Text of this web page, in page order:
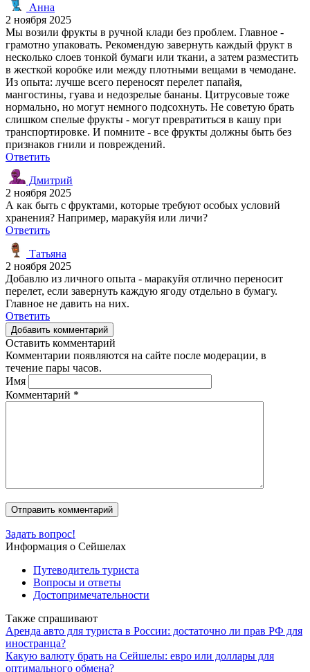
Анна
2 ноября 2025
Мы возили фрукты в ручной клади без проблем. Главное -
грамотно упаковать. Рекомендую завернуть каждый фрукт в
несколько слоев тонкой бумаги или ткани, а затем разместить
в жесткой коробке или между плотными вещами в чемодане.
Из опыта: лучше всего переносят перелет папайя,
мангостины, гуава и недозрелые бананы. Цитрусовые тоже
нормально, но могут немного подсохнуть. Не советую брать
слишком спелые фрукты - могут превратиться в кашу при
транспортировке. И помните - все фрукты должны быть без
признаков гнили и повреждений.
Ответить
Дмитрий
2 ноября 2025
А как быть с фруктами, которые требуют особых условий
хранения? Например, маракуйя или личи?
Ответить
Татьяна
2 ноября 2025
Добавлю из личного опыта - маракуйя отлично переносит
перелет, если завернуть каждую ягоду отдельно в бумагу.
Главное не давить на них.
Ответить
Добавить комментарий
Оставить комментарий
Комментарии появляются на сайте после модерации, в
течение пары часов.
Имя
Комментарий *
Задать вопрос!
Информация о Сейшелах
Путеводитель туриста
Вопросы и ответы
Достопримечательности
Также спрашивают
Аренда авто для туриста в России: достаточно ли прав РФ для
иностранца?
Какую валюту брать на Сейшелы: евро или доллары для
оптимального обмена?